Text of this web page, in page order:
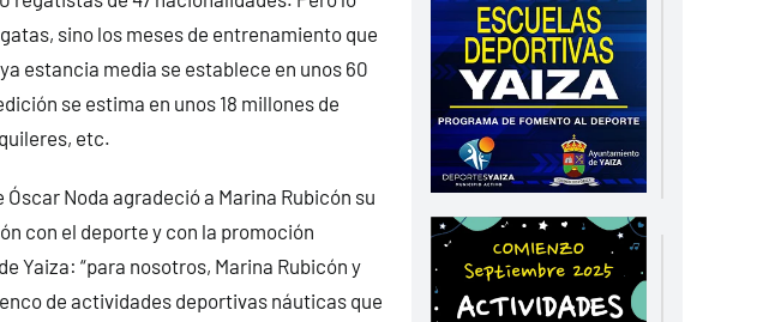
sino los meses de entrenamiento que
estancia media se establece en unos 60
se estima en unos 18 millones de
etc.
Óscar Noda agradeció a Marina Rubicón su
con el deporte y con la promoción
Yaiza: “para nosotros, Marina Rubicón y
de actividades deportivas náuticas que